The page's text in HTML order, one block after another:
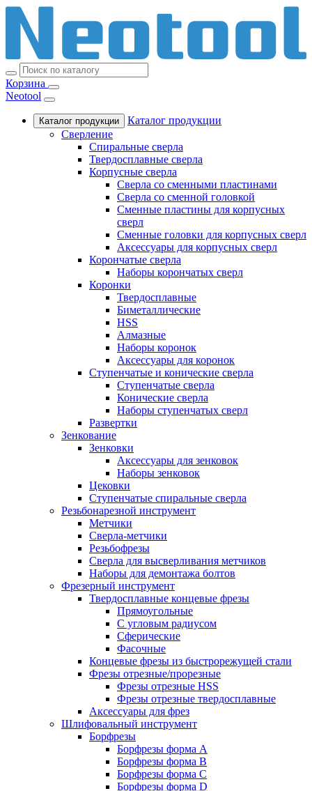
Корзина
Neotool
Каталог продукции
Каталог продукции
Сверление
Спиральные сверла
Твердосплавные сверла
Корпусные сверла
Сверла со сменными пластинами
Сверла со сменной головкой
Сменные пластины для корпусных
сверл
Сменные головки для корпусных сверл
Аксессуары для корпусных сверл
Корончатые сверла
Наборы корончатых сверл
Коронки
Твердосплавные
Биметаллические
HSS
Алмазные
Наборы коронок
Аксессуары для коронок
Ступенчатые и конические сверла
Ступенчатые сверла
Конические сверла
Наборы ступенчатых сверл
Развертки
Зенкование
Зенковки
Аксессуары для зенковок
Наборы зенковок
Цековки
Ступенчатые спиральные сверла
Резьбонарезной инструмент
Метчики
Сверла-метчики
Резьбофрезы
Сверла для высверливания метчиков
Наборы для демонтажа болтов
Фрезерный инструмент
Твердосплавные концевые фрезы
Прямоугольные
С угловым радиусом
Сферические
Фасочные
Концевые фрезы из быстрорежущей стали
Фрезы отрезные/прорезные
Фрезы отрезные HSS
Фрезы отрезные твердосплавные
Аксессуары для фрез
Шлифовальный инструмент
Борфрезы
Борфрезы форма A
Борфрезы форма B
Борфрезы форма C
Борфрезы форма D